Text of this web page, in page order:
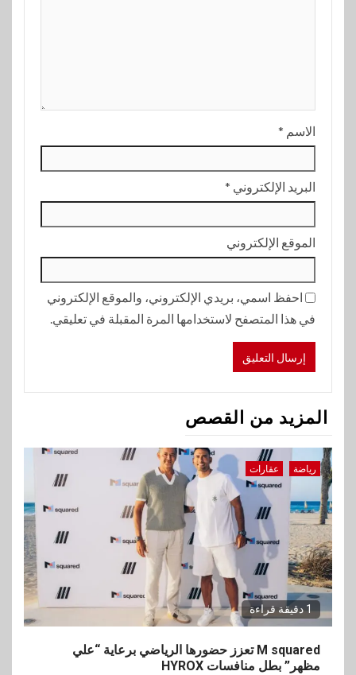
الاسم *
البريد الإلكتروني *
الموقع الإلكتروني
احفظ اسمي، بريدي الإلكتروني، والموقع الإلكتروني
في هذا المتصفح لاستخدامها المرة المقبلة في تعليقي.
المزيد من القصص
رياضة عقارات
1 دقيقة قراءة
M squared تعزز حضورها الرياضي برعاية “علي
مظهر” بطل منافسات HYROX